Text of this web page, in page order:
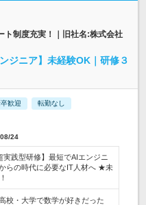
ト制度充実！｜旧社名:株式会社
ジニア】未経験OK｜研修３
歓迎 転勤なし
24
実践型研修】最短でAIエンジニ
らの時代に必要なIT人材へ ★未
校・大学で数学が好きだった